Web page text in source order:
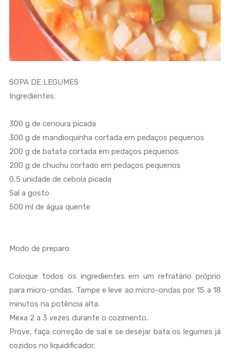
SOPA DE LEGUMES
Ingredientes:
300 g de cenoura picada
300 g de mandioquinha cortada em pedaços pequenos
200 g de batata cortada em pedaços pequenos
200 g de chuchu cortado em pedaços pequenos
0,5 unidade de cebola picada
Sal a gosto
500 ml de água quente
Modo de preparo:
Coloque todos os ingredientes em um refratário próprio
para micro-ondas. Tampe e leve ao micro-ondas por 15 a 18
minutos na potência alta.
Mexa 2 a 3 vezes durante o cozimento.
Prove, faça correção de sal e se desejar bata os legumes já
cozidos no liquidificador.